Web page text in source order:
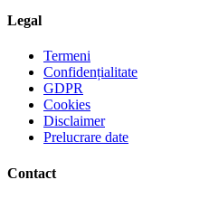
Legal
Termeni
Confidențialitate
GDPR
Cookies
Disclaimer
Prelucrare date
Contact